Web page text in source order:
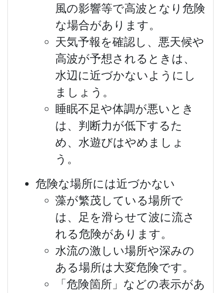
風の影響等で高波となり危険
な場合があります。
天気予報を確認し、悪天候や
高波が予想されるときは、
水辺に近づかないようにし
ましょう。
睡眠不足や体調が悪いとき
は、判断力が低下するた
め、水遊びはやめましょ
う。
危険な場所には近づかない
藻が繁茂している場所で
は、足を滑らせて波に流さ
れる危険があります。
水流の激しい場所や深みの
ある場所は大変危険です。
「危険箇所」などの表示があ